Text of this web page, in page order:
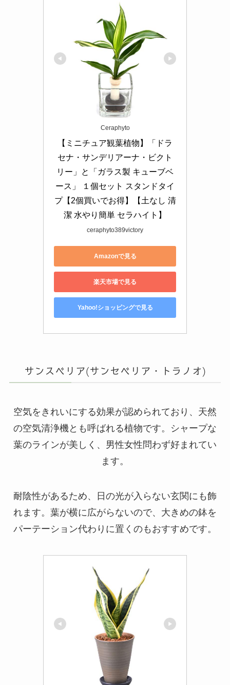
Ceraphyto
【ミニチュア観葉植物】「ドラ
セナ・サンデリアーナ・ビクト
リー」と「ガラス製 キューブベ
ース」 １個セット スタンドタイ
プ【2個買いでお得】【土なし 清
潔 水やり簡単 セラハイト】
ceraphyto389victory
Amazonで見る
楽天市場で見る
Yahoo!ショッピングで見る
サンスベリア(サンセベリア・トラノオ)
空気をきれいにする効果が認められており、天然
の空気清浄機とも呼ばれる植物です。シャープな
葉のラインが美しく、男性女性問わず好まれてい
ます。
耐陰性があるため、日の光が入らない玄関にも飾
れます。葉が横に広がらないので、大きめの鉢を
パーテーション代わりに置くのもおすすめです。